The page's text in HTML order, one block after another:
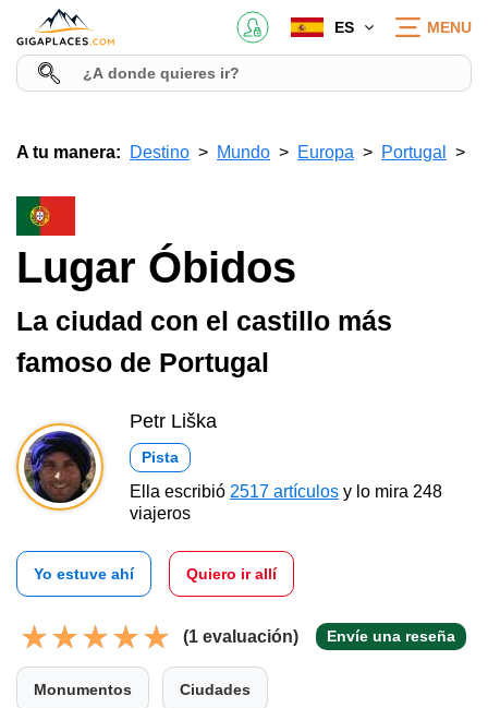
ES MENU
A tu manera: Destino Mundo Europa Portugal
Lugar Óbidos
La ciudad con el castillo más
famoso de Portugal
Petr Liška
Pista
Ella escribió 2517 artículos y lo mira 248
viajeros
Yo estuve ahí Quiero ir allí
(1 evaluación) Envíe una reseña
Monumentos Ciudades